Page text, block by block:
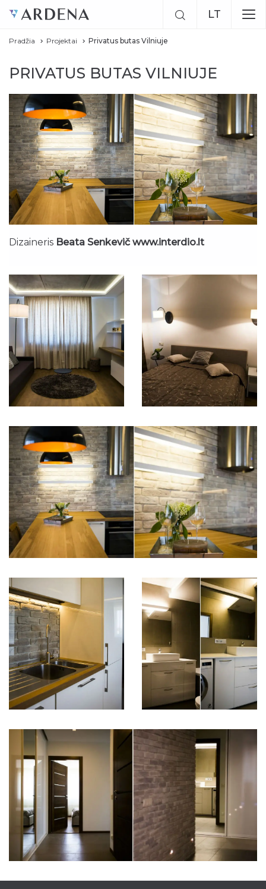
LT
RU
Pradžia Projektai Privatus butas Vilniuje
PRIVATUS BUTAS VILNIUJE
Dizaineris Beata Senkevič www.interdio.lt